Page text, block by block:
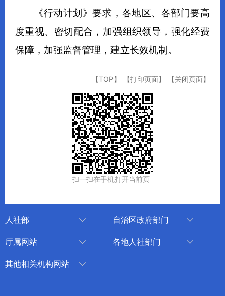
《行动计划》要求，各地区、各部门要高
度重视、密切配合，加强组织领导，强化经费
保障，加强监督管理，建立长效机制。
【TOP】 【打印页面】 【关闭页面】
扫一扫在手机打开当前页
人社部
技能人才评价工作网
自治区政府部门
审计厅
退役军人事务厅
厅属网站
中国新疆人才网
各地人社部门
其他相关机构网站